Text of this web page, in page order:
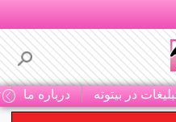
در بیتوته درباره ما